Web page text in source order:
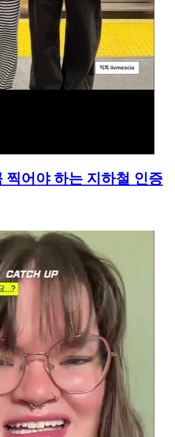
찍어야 하는 지하철 인증